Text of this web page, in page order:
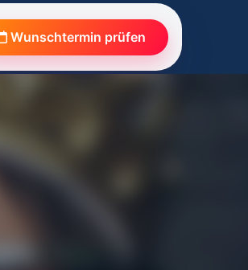
Wunschtermin prüfen